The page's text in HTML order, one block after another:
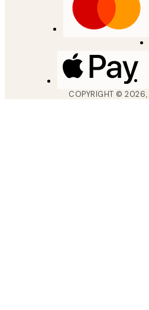
COPYRIGHT ©2026,